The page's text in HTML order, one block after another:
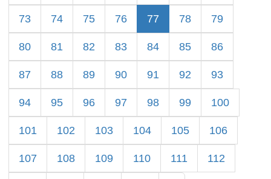
73 74 75 76 77 78 79
80 81 82 83 84 85 86
87 88 89 90 91 92 93
94 95 96 97 98 99 100
101 102 103 104 105 106
107 108 109 110 111 112